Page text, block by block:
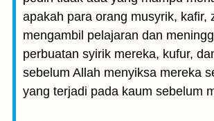
apakah para orang musyrik, kafir,
mengambil pelajaran dan
perbuatan syirik mereka, kufur,
sebelum Allah menyiksa mereka
yang terjadi pada kaum sebelum